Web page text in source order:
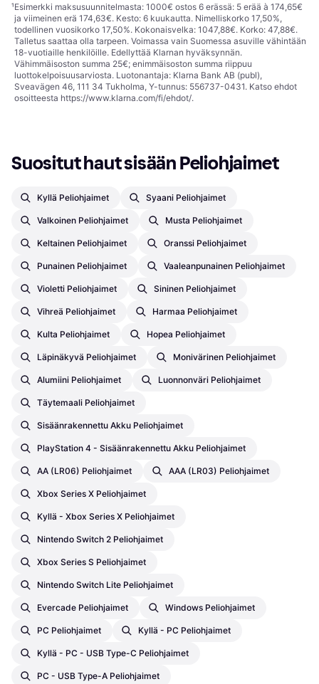
¹Esimerkki maksusuunnitelmasta: 1000€ ostos 6 erässä: 5 erää à 174,65€
ja viimeinen erä 174,63€. Kesto: 6 kuukautta. Nimelliskorko 17,50%,
todellinen vuosikorko 17,50%. Kokonaisvelka: 1047,88€. Korko: 47,88€.
Talletus saattaa olla tarpeen. Voimassa vain Suomessa asuville vähintään
18-vuotiaille henkilöille. Edellyttää Klarnan hyväksynnän.
Vähimmäisoston summa 25€; enimmäisoston summa riippuu
luottokelpoisuusarviosta. Luotonantaja: Klarna Bank AB (publ),
Sveavägen 46, 111 34 Tukholma, Y-tunnus: 556737-0431. Katso ehdot
osoitteesta https://www.klarna.com/fi/ehdot/.
Suositut haut sisään Peliohjaimet
Kyllä Peliohjaimet Syaani Peliohjaimet
Valkoinen Peliohjaimet Musta Peliohjaimet
Keltainen Peliohjaimet Oranssi Peliohjaimet
Punainen Peliohjaimet Vaaleanpunainen Peliohjaimet
Violetti Peliohjaimet Sininen Peliohjaimet
Vihreä Peliohjaimet Harmaa Peliohjaimet
Kulta Peliohjaimet Hopea Peliohjaimet
Läpinäkyvä Peliohjaimet Monivärinen Peliohjaimet
Alumiini Peliohjaimet Luonnonväri Peliohjaimet
Täytemaali Peliohjaimet
Sisäänrakennettu Akku Peliohjaimet
PlayStation 4 - Sisäänrakennettu Akku Peliohjaimet
AA (LR06) Peliohjaimet AAA (LR03) Peliohjaimet
Xbox Series X Peliohjaimet
Kyllä - Xbox Series X Peliohjaimet
Nintendo Switch 2 Peliohjaimet
Xbox Series S Peliohjaimet
Nintendo Switch Lite Peliohjaimet
Evercade Peliohjaimet Windows Peliohjaimet
PC Peliohjaimet Kyllä - PC Peliohjaimet
Kyllä - PC - USB Type-C Peliohjaimet
PC - USB Type-A Peliohjaimet